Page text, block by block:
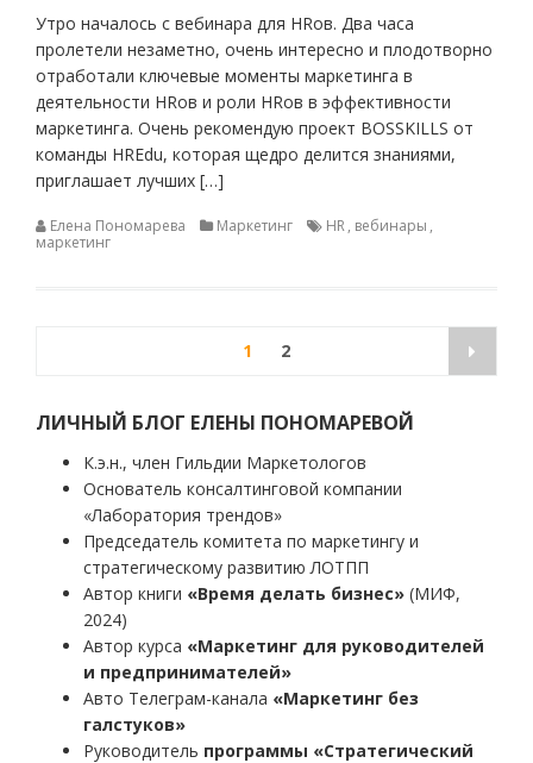
Утро началось с вебинара для HRов. Два часа
пролетели незаметно, очень интересно и плодотворно
отработали ключевые моменты маркетинга в
деятельности HRов и роли HRов в эффективности
маркетинга. Очень рекомендую проект BOSSKILLS от
команды HREdu, которая щедро делится знаниями,
приглашает лучших […]
Елена Пономарева Маркетинг HR, вебинары ,
маркетинг
1 2
ЛИЧНЫЙ БЛОГ ЕЛЕНЫ ПОНОМАРЕВОЙ
К.э.н., член Гильдии Маркетологов
Основатель консалтинговой компании
«Лаборатория трендов»
Председатель комитета по маркетингу и
стратегическому развитию ЛОТПП
Автор книги «Время делать бизнес» (МИФ,
2024)
Автор курса «Маркетинг для руководителей
и предпринимателей»
Авто Телеграм-канала «Маркетинг без
галстуков»
Руководитель программы «Стратегический